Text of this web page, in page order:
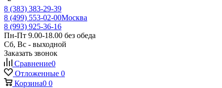
8 (383) 383-29-39
8 (499) 553-02-00Москва
8 (993) 925-36-16
Пн-Пт 9.00-18.00 без обеда
Сб, Вс - выходной
Заказать звонок
Сравнение0
Отложенные 0
Корзина0 0